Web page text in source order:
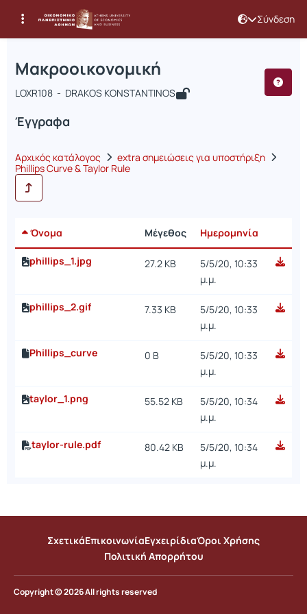
Σύνδεση
Αρχική Σελίδα
Μάθημα : Μακροοικονομική
Κωδικός : LOXR108
Μακροοικονομική
LOXR108 - DRAKOS KONSTANTINOS
Έγγραφα
Αρχικός κατάλογος
extra σημειώσεις για υποστήριξη
Phillips Curve & Taylor Rule
Όνομα Μέγεθος Ημερομηνία
phillips_1.jpg 27.2 KB
5/5/20, 10:33
μ.μ.
phillips_2.gif 7.33 KB
5/5/20, 10:33
μ.μ.
Phillips_curve 0 B
5/5/20, 10:33
μ.μ.
taylor_1.png 55.52 KB
5/5/20, 10:34
μ.μ.
taylor-rule.pdf 80.42 KB
5/5/20, 10:34
μ.μ.
ΣχετικάΕπικοινωνίαΕγχειρίδιαΌροι Χρήσης
Πολιτική Απορρήτου
Copyright © 2026 All rights reserved